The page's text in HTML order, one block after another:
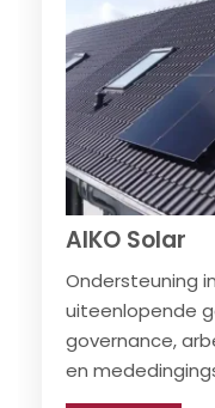
AIKO Solar
Ondersteuning
uiteenlopende
governance,
en